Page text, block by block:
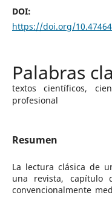
DOI:
https://doi.org/
textos científicos,
profesional
Resumen
La lectura clásica de
una revista,
convencionalmente